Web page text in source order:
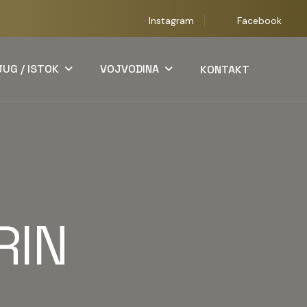
Instagram Facebook
/ ISTOK VOJVODINA KONTAKT